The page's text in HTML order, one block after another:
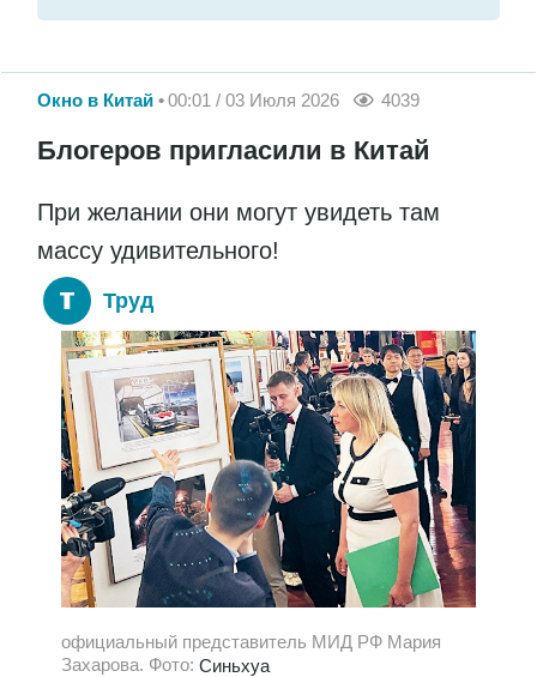
Окно в Китай 00:01 / 03 Июля 2026 4039
Блогеров пригласили в Китай
При желании они могут увидеть там
массу удивительного!
Труд
официальный представитель МИД РФ Мария
Захарова. Фото: Синьхуа